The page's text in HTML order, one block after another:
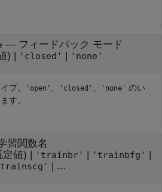
— フィードバック モード
) | 'closed' 'none'
プ。 'open' 'closed' 'none' のい
す。
習関数名
定値) | 'trainbr' 'trainbfg'
| ...